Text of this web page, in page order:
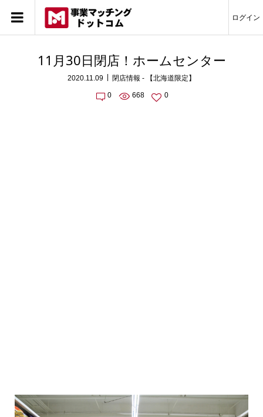
ログイン
11月30日閉店！ホームセンター
2020.11.09 閉店情報 - 【北海道限定】
0 668 0